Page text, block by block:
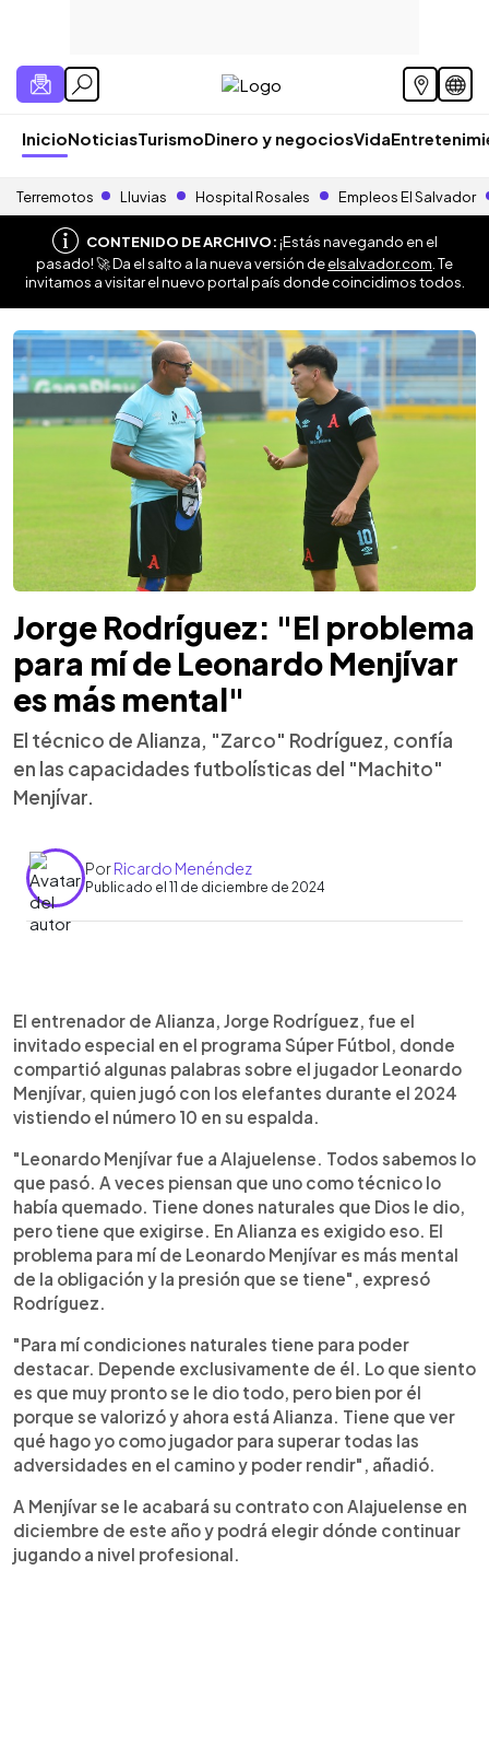
InicioNoticiasTurismoDinero y negociosVida
Terremotos Lluvias Hospital Rosales Empleos El Salvador
CONTENIDO DE ARCHIVO:¡Estás navegando en el
pasado! 🚀 Da el salto a la nueva versión deelsalvador.com . Te
invitamos a visitar el nuevo portal país donde coincidimos todos.
Jorge Rodríguez: "El problema
para mí de Leonardo Menjívar
es más mental"
El técnico de Alianza, "Zarco" Rodríguez, confía
en las capacidades futbolísticas del "Machito"
Menjívar.
PorRicardo Menéndez
Publicado el 11 de diciembre de 2024
Escuchar artículo
El entrenador de Alianza, Jorge Rodríguez, fue el
invitado especial en el programa Súper Fútbol, donde
compartió algunas palabras sobre el jugador Leonardo
Menjívar, quien jugó con los elefantes durante el 2024
vistiendo el número 10 en su espalda.
"Leonardo Menjívar fue a Alajuelense. Todos sabemos lo
que pasó. A veces piensan que uno como técnico lo
había quemado. Tiene dones naturales que Dios le dio,
pero tiene que exigirse. En Alianza es exigido eso. El
problema para mí de Leonardo Menjívar es más mental
de la obligación y la presión que se tiene", expresó
Rodríguez.
"Para mí condiciones naturales tiene para poder
destacar. Depende exclusivamente de él. Lo que siento
es que muy pronto se le dio todo, pero bien por él
porque se valorizó y ahora está Alianza. Tiene que ver
qué hago yo como jugador para superar todas las
adversidades en el camino y poder rendir", añadió.
A Menjívar se le acabará su contrato con Alajuelense en
diciembre de este año y podrá elegir dónde continuar
jugando a nivel profesional.